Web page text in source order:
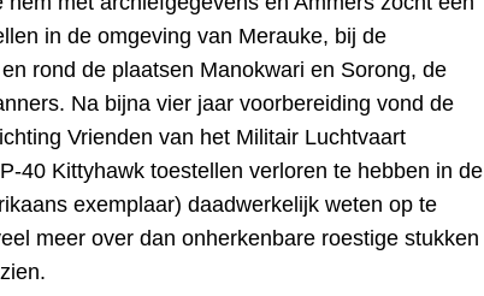
in de omgeving van Merauke, bij de
rond de plaatsen Manokwari en Sorong, de
Na bijna vier jaar voorbereiding vond de
Vrienden van het Militair Luchtvaart
40 Kittyhawk toestellen verloren te hebben in de
exemplaar) daadwerkelijk weten op te
meer over dan onherkenbare roestige stukken